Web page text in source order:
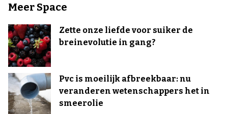
Meer Space
Zette onze liefde voor suiker de
breinevolutie in gang?
Pvc is moeilijk afbreekbaar: nu
veranderen wetenschappers het in
smeerolie